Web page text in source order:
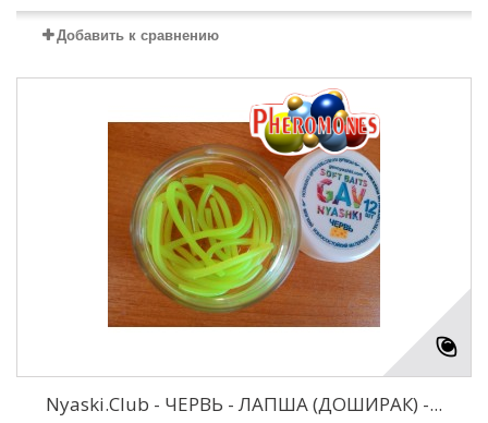
Добавить к сравнению
Nyaski.Club - ЧЕРВЬ - ЛАПША (ДОШИРАК) -...